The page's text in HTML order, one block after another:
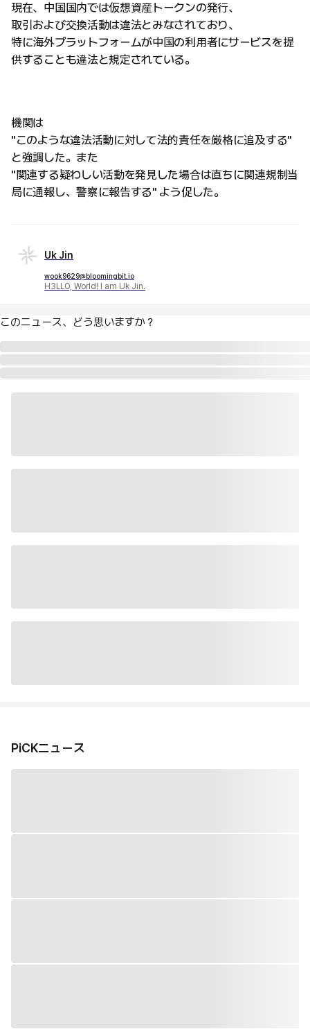
現在、中国国内では仮想資産トークンの発行、
取引および交換活動は違法とみなされており、
特に海外プラットフォームが中国の利用者にサービスを提
供することも違法と規定されている。
機関は
"このような違法活動に対して法的責任を厳格に追及する"
と強調した。また
"関連する疑わしい活動を発見した場合は直ちに関連規制当
局に通報し、警察に報告する" よう促した。
Uk Jin
wook9629@bloomingbit.io
H3LLO, World! I am Uk Jin.
このニュース、どう思いますか？
PiCKニュース